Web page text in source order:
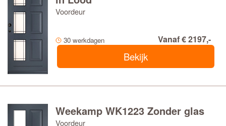
Voordeur
30 werkdagen Vanaf € 2197,-
Bekijk
Weekamp WK1223 Zonder glas
Voordeur